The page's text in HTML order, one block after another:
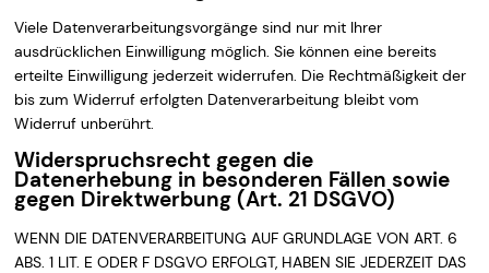
Viele Datenverarbeitungsvorgänge sind nur mit Ihrer
ausdrücklichen Einwilligung möglich. Sie können eine bereits
erteilte Einwilligung jederzeit widerrufen. Die Rechtmäßigkeit der
bis zum Widerruf erfolgten Datenverarbeitung bleibt vom
Widerruf unberührt.
Widerspruchsrecht gegen die
Datenerhebung in besonderen Fällen sowie
gegen Direktwerbung (Art. 21 DSGVO)
WENN DIE DATENVERARBEITUNG AUF GRUNDLAGE VON ART. 6
ABS. 1 LIT. E ODER F DSGVO ERFOLGT, HABEN SIE JEDERZEIT DAS